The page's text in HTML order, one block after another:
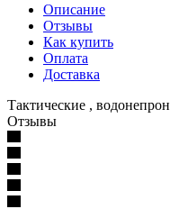
Описание
Отзывы
Как купить
Оплата
Доставка
Тактические ,
Отзывы